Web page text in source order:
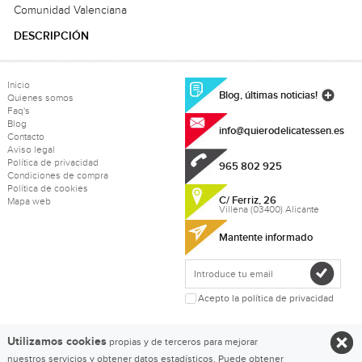
Comunidad Valenciana
DESCRIPCIÓN
Inicio
Quienes somos
Faq's
Blog
Contacto
Aviso legal
Política de privacidad
Condiciones de compra
Política de cookies
Mapa web
Blog, últimas noticias!
info@quierodelicatessen.es
965 802 925
C/ Ferriz, 26
Villena (03400) Alicante
Mantente informado
Acepto la política de privacidad
Utilizamos cookies propias y de terceros para mejorar
nuestros servicios y obtener datos estadísticos. Puede obtener